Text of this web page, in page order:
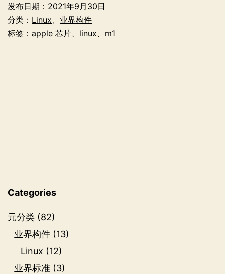
为
Apple
发布日期： 2021年9月30日
分类： Linux
业界构件
标签： apple 芯片 linux m1
Categories
元分类 (82)
业界构件 (13)
Linux (12)
业界标准 (3)